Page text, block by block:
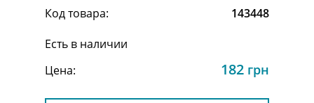
Код товара:
143448
Есть в наличии
Цена:
182 грн